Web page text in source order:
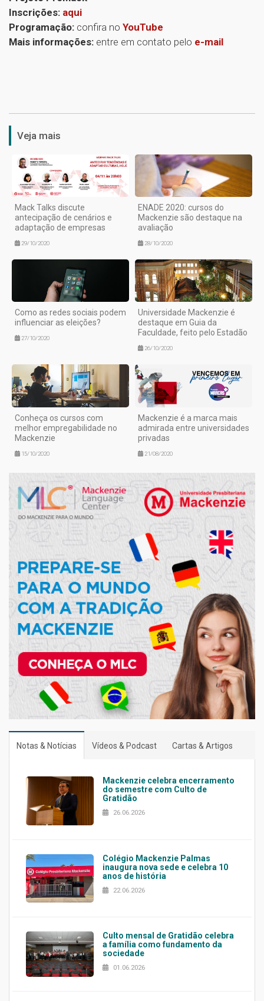
Inscrições: aqui
Programação: confira no YouTube
Mais informações: entre em contato pelo e-mail
Veja mais
Mack Talks discute
antecipação de cenários e
adaptação de empresas
29/10/2020
ENADE 2020: cursos do
Mackenzie são destaque na
avaliação
28/10/2020
Como as redes sociais podem
influenciar as eleições?
27/10/2020
Universidade Mackenzie é
destaque em Guia da
Faculdade, feito pelo Estadão
26/10/2020
Conheça os cursos com
melhor empregabilidade no
Mackenzie
15/10/2020
Mackenzie é a marca mais
admirada entre universidades
privadas
21/08/2020
Notas & Notícias Vídeos & Podcast Cartas & Artigos
Mackenzie celebra encerramento
do semestre com Culto de
Gratidão
26.06.2026
Colégio Mackenzie Palmas
inaugura nova sede e celebra 10
anos de história
22.06.2026
Culto mensal de Gratidão celebra
a família como fundamento da
sociedade
01.06.2026